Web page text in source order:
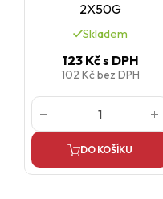
2X50G
Skladem
123 Kčs DPH
102 Kčbez DPH
DO KOŠÍKU